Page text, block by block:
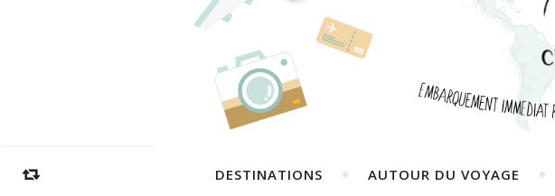
DESTINATIONS AUTOUR DU VOYAGE